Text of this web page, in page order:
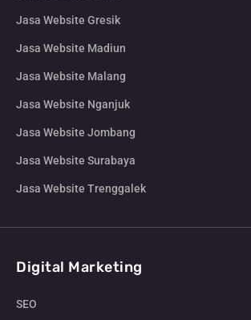
Jasa Website Gresik
Jasa Website Madiun
Jasa Website Malang
Jasa Website Nganjuk
Jasa Website Jombang
Jasa Website Surabaya
Jasa Website Trenggalek
Digital Marketing
SEO